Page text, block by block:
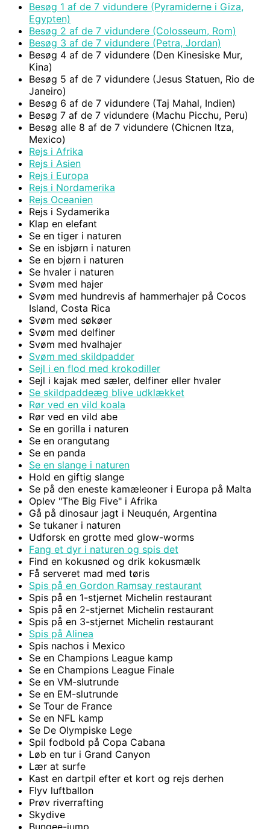
Besøg 1 af de 7 vidundere (Pyramiderne i Giza,
Egypten)
Besøg 2 af de 7 vidundere (Colosseum, Rom)
Besøg 3 af de 7 vidundere (Petra, Jordan)
Besøg 4 af de 7 vidundere (Den Kinesiske Mur,
Kina)
Besøg 5 af de 7 vidundere (Jesus Statuen, Rio de
Janeiro)
Besøg 6 af de 7 vidundere (Taj Mahal, Indien)
Besøg 7 af de 7 vidundere (Machu Picchu, Peru)
Besøg alle 8 af de 7 vidundere (Chicnen Itza,
Mexico)
Rejs i Afrika
Rejs i Asien
Rejs i Europa
Rejs i Nordamerika
Rejs Oceanien
Rejs i Sydamerika
Klap en elefant
Se en tiger i naturen
Se en isbjørn i naturen
Se en bjørn i naturen
Se hvaler i naturen
Svøm med hajer
Svøm med hundrevis af hammerhajer på Cocos
Island, Costa Rica
Svøm med søkøer
Svøm med delfiner
Svøm med hvalhajer
Svøm med skildpadder
Sejl i en flod med krokodiller
Sejl i kajak med sæler, delfiner eller hvaler
Se skildpaddeæg blive udklækket
Rør ved en vild koala
Rør ved en vild abe
Se en gorilla i naturen
Se en orangutang
Se en panda
Se en slange i naturen
Hold en giftig slange
Se på den eneste kamæleoner i Europa på Malta
Oplev "The Big Five" i Afrika
Gå på dinosaur jagt i Neuquén, Argentina
Se tukaner i naturen
Udforsk en grotte med glow-worms
Fang et dyr i naturen og spis det
Find en kokusnød og drik kokusmælk
Få serveret mad med tøris
Spis på en Gordon Ramsay restaurant
Spis på en 1-stjernet Michelin restaurant
Spis på en 2-stjernet Michelin restaurant
Spis på en 3-stjernet Michelin restaurant
Spis på Alinea
Spis nachos i Mexico
Se en Champions League kamp
Se en Champions League Finale
Se en VM-slutrunde
Se en EM-slutrunde
Se Tour de France
Se en NFL kamp
Se De Olympiske Lege
Spil fodbold på Copa Cabana
Løb en tur i Grand Canyon
Lær at surfe
Kast en dartpil efter et kort og rejs derhen
Flyv luftballon
Prøv riverrafting
Skydive